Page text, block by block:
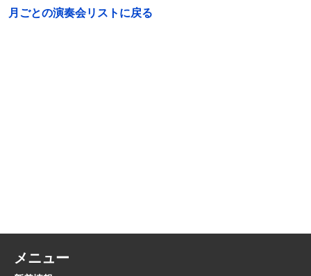
月ごとの演奏会リストに戻る
メニュー